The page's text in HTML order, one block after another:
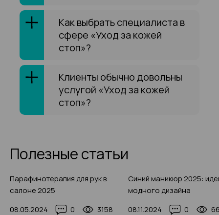
Как выбрать специалиста в
сфере «Уход за кожей
стоп»?
Клиенты обычно довольны
услугой «Уход за кожей
стоп»?
Полезные статьи
Парафинотерапия для рук в
салоне 2025
08.05.2024
0 3158
Синий маникюр 2025:
модного дизайна
08.11.2024
0